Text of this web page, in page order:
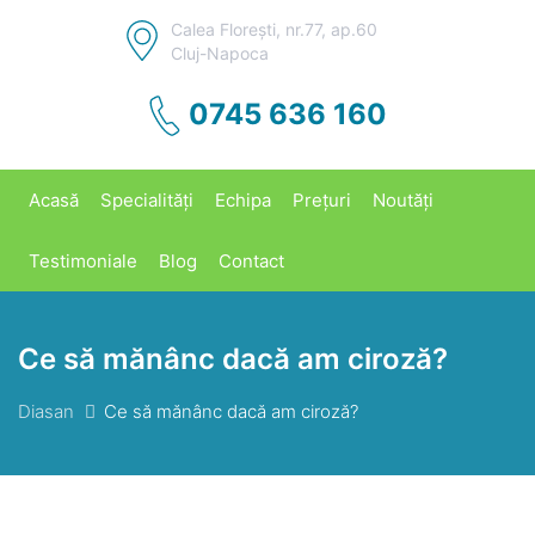
Calea Floreşti, nr.77, ap.60
Cluj-Napoca
0745 636 160
Acasă Specialități Echipa Prețuri Noutăți
Testimoniale Blog Contact
Ce să mănânc dacă am ciroză?
Diasan Ce să mănânc dacă am ciroză?